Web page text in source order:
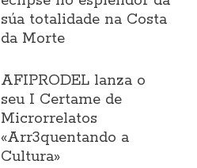
súa totalidade na Costa
da Morte
AFIPRODEL lanza o
seu I Certame de
Microrrelatos
«Arr3quentando a
Cultura»